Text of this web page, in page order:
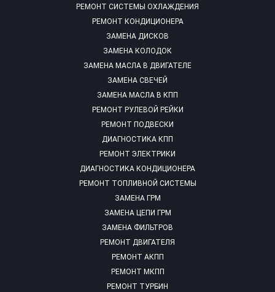
РЕМОНТ СИСТЕМЫ ОХЛАЖДЕНИЯ
РЕМОНТ КОНДИЦИОНЕРА
ЗАМЕНА ДИСКОВ
ЗАМЕНА КОЛОДОК
ЗАМЕНА МАСЛА В ДВИГАТЕЛЕ
ЗАМЕНА СВЕЧЕЙ
ЗАМЕНА МАСЛА В КПП
РЕМОНТ РУЛЕВОЙ РЕЙКИ
РЕМОНТ ПОДВЕСКИ
ДИАГНОСТИКА КПП
РЕМОНТ ЭЛЕКТРИКИ
ДИАГНОСТИКА КОНДИЦИОНЕРА
РЕМОНТ ТОПЛИВНОЙ СИСТЕМЫ
ЗАМЕНА ГРМ
ЗАМЕНА ЦЕПИ ГРМ
ЗАМЕНА ФИЛЬТРОВ
РЕМОНТ ДВИГАТЕЛЯ
РЕМОНТ АКПП
РЕМОНТ МКПП
РЕМОНТ ТУРБИН